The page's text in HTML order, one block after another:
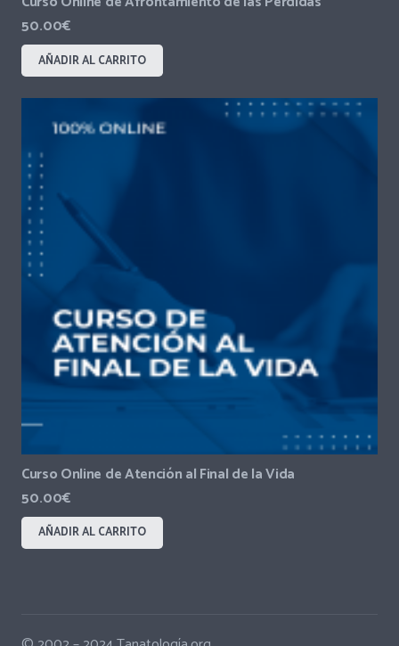
50.00€
AÑADIR AL CARRITO
Curso Online de Atención al Final de la Vida
50.00€
AÑADIR AL CARRITO